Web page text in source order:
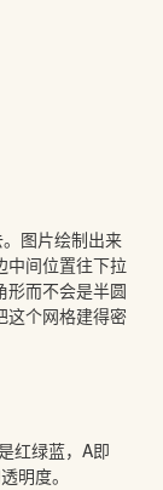
图片绘制出来
中间位置往下拉
形而不会是半圆
这个网格建得密
红绿蓝，A即
明度。